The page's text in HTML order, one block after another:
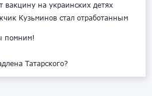
вакцину на украинских детях
Кузьминов стал отработанным
помним!
Татарского?